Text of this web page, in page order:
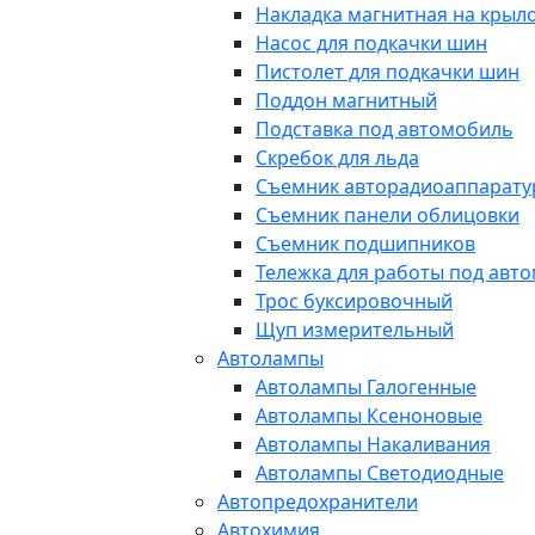
Накладка магнитная на
Насос для подкачки шин
Пистолет для подкачки шин
Поддон магнитный
Подставка под автомобиль
Скребок для льда
Съемник
Съемник панели облицовки
Съемник подшипников
Тележка для работы под
Трос буксировочный
Щуп измерительный
Автолампы
Автолампы Галогенные
Автолампы Ксеноновые
Автолампы Накаливания
Автолампы Светодиодные
Автопредохранители